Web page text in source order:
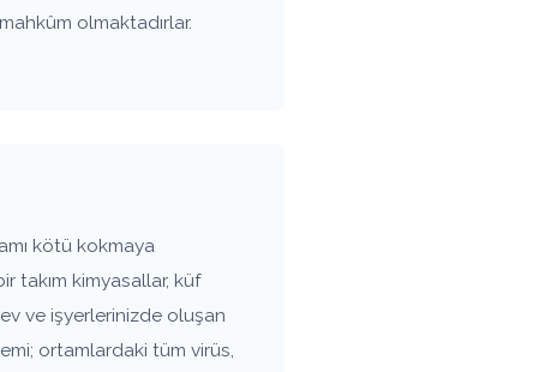
olmaktadırlar.
kötü kokmaya
takım kimyasallar, küf
ve işyerlerinizde oluşan
ortamlardaki tüm virüs,